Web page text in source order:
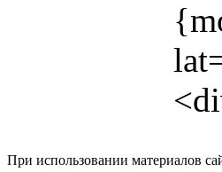
При использовании материалов